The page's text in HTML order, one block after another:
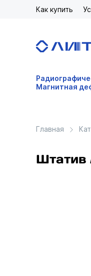
Как купить
Магнитная
Главная